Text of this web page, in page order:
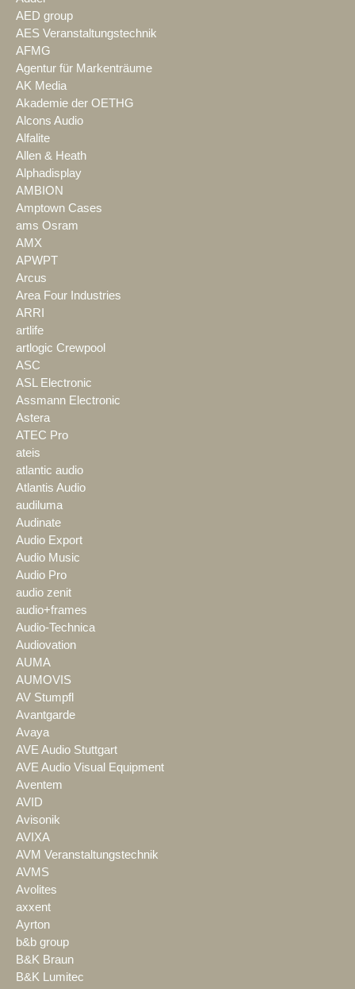
AED group
AES Veranstaltungstechnik
AFMG
Agentur für Markenträume
AK Media
Akademie der OETHG
Alcons Audio
Alfalite
Allen & Heath
Alphadisplay
AMBION
Amptown Cases
ams Osram
AMX
APWPT
Arcus
Area Four Industries
ARRI
artlife
artlogic Crewpool
ASC
ASL Electronic
Assmann Electronic
Astera
ATEC Pro
ateis
atlantic audio
Atlantis Audio
audiluma
Audinate
Audio Export
Audio Music
Audio Pro
audio zenit
audio+frames
Audio-Technica
Audiovation
AUMA
AUMOVIS
AV Stumpfl
Avantgarde
Avaya
AVE Audio Stuttgart
AVE Audio Visual Equipment
Aventem
AVID
Avisonik
AVIXA
AVM Veranstaltungstechnik
AVMS
Avolites
axxent
Ayrton
b&b group
B&K Braun
B&K Lumitec